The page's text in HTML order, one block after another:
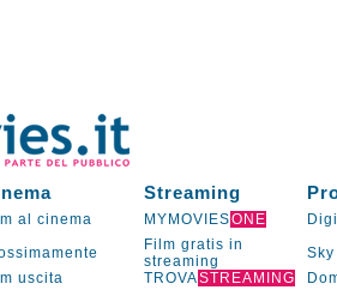
Streaming
al cinema MYMOVIESONE
Film gratis in
streaming
Sky
uscita TROVASTREAMING